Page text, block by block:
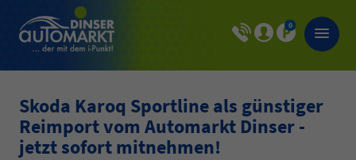
0
Skoda Karoq Sportline als günstiger
Reimport vom Automarkt Dinser -
jetzt sofort mitnehmen!